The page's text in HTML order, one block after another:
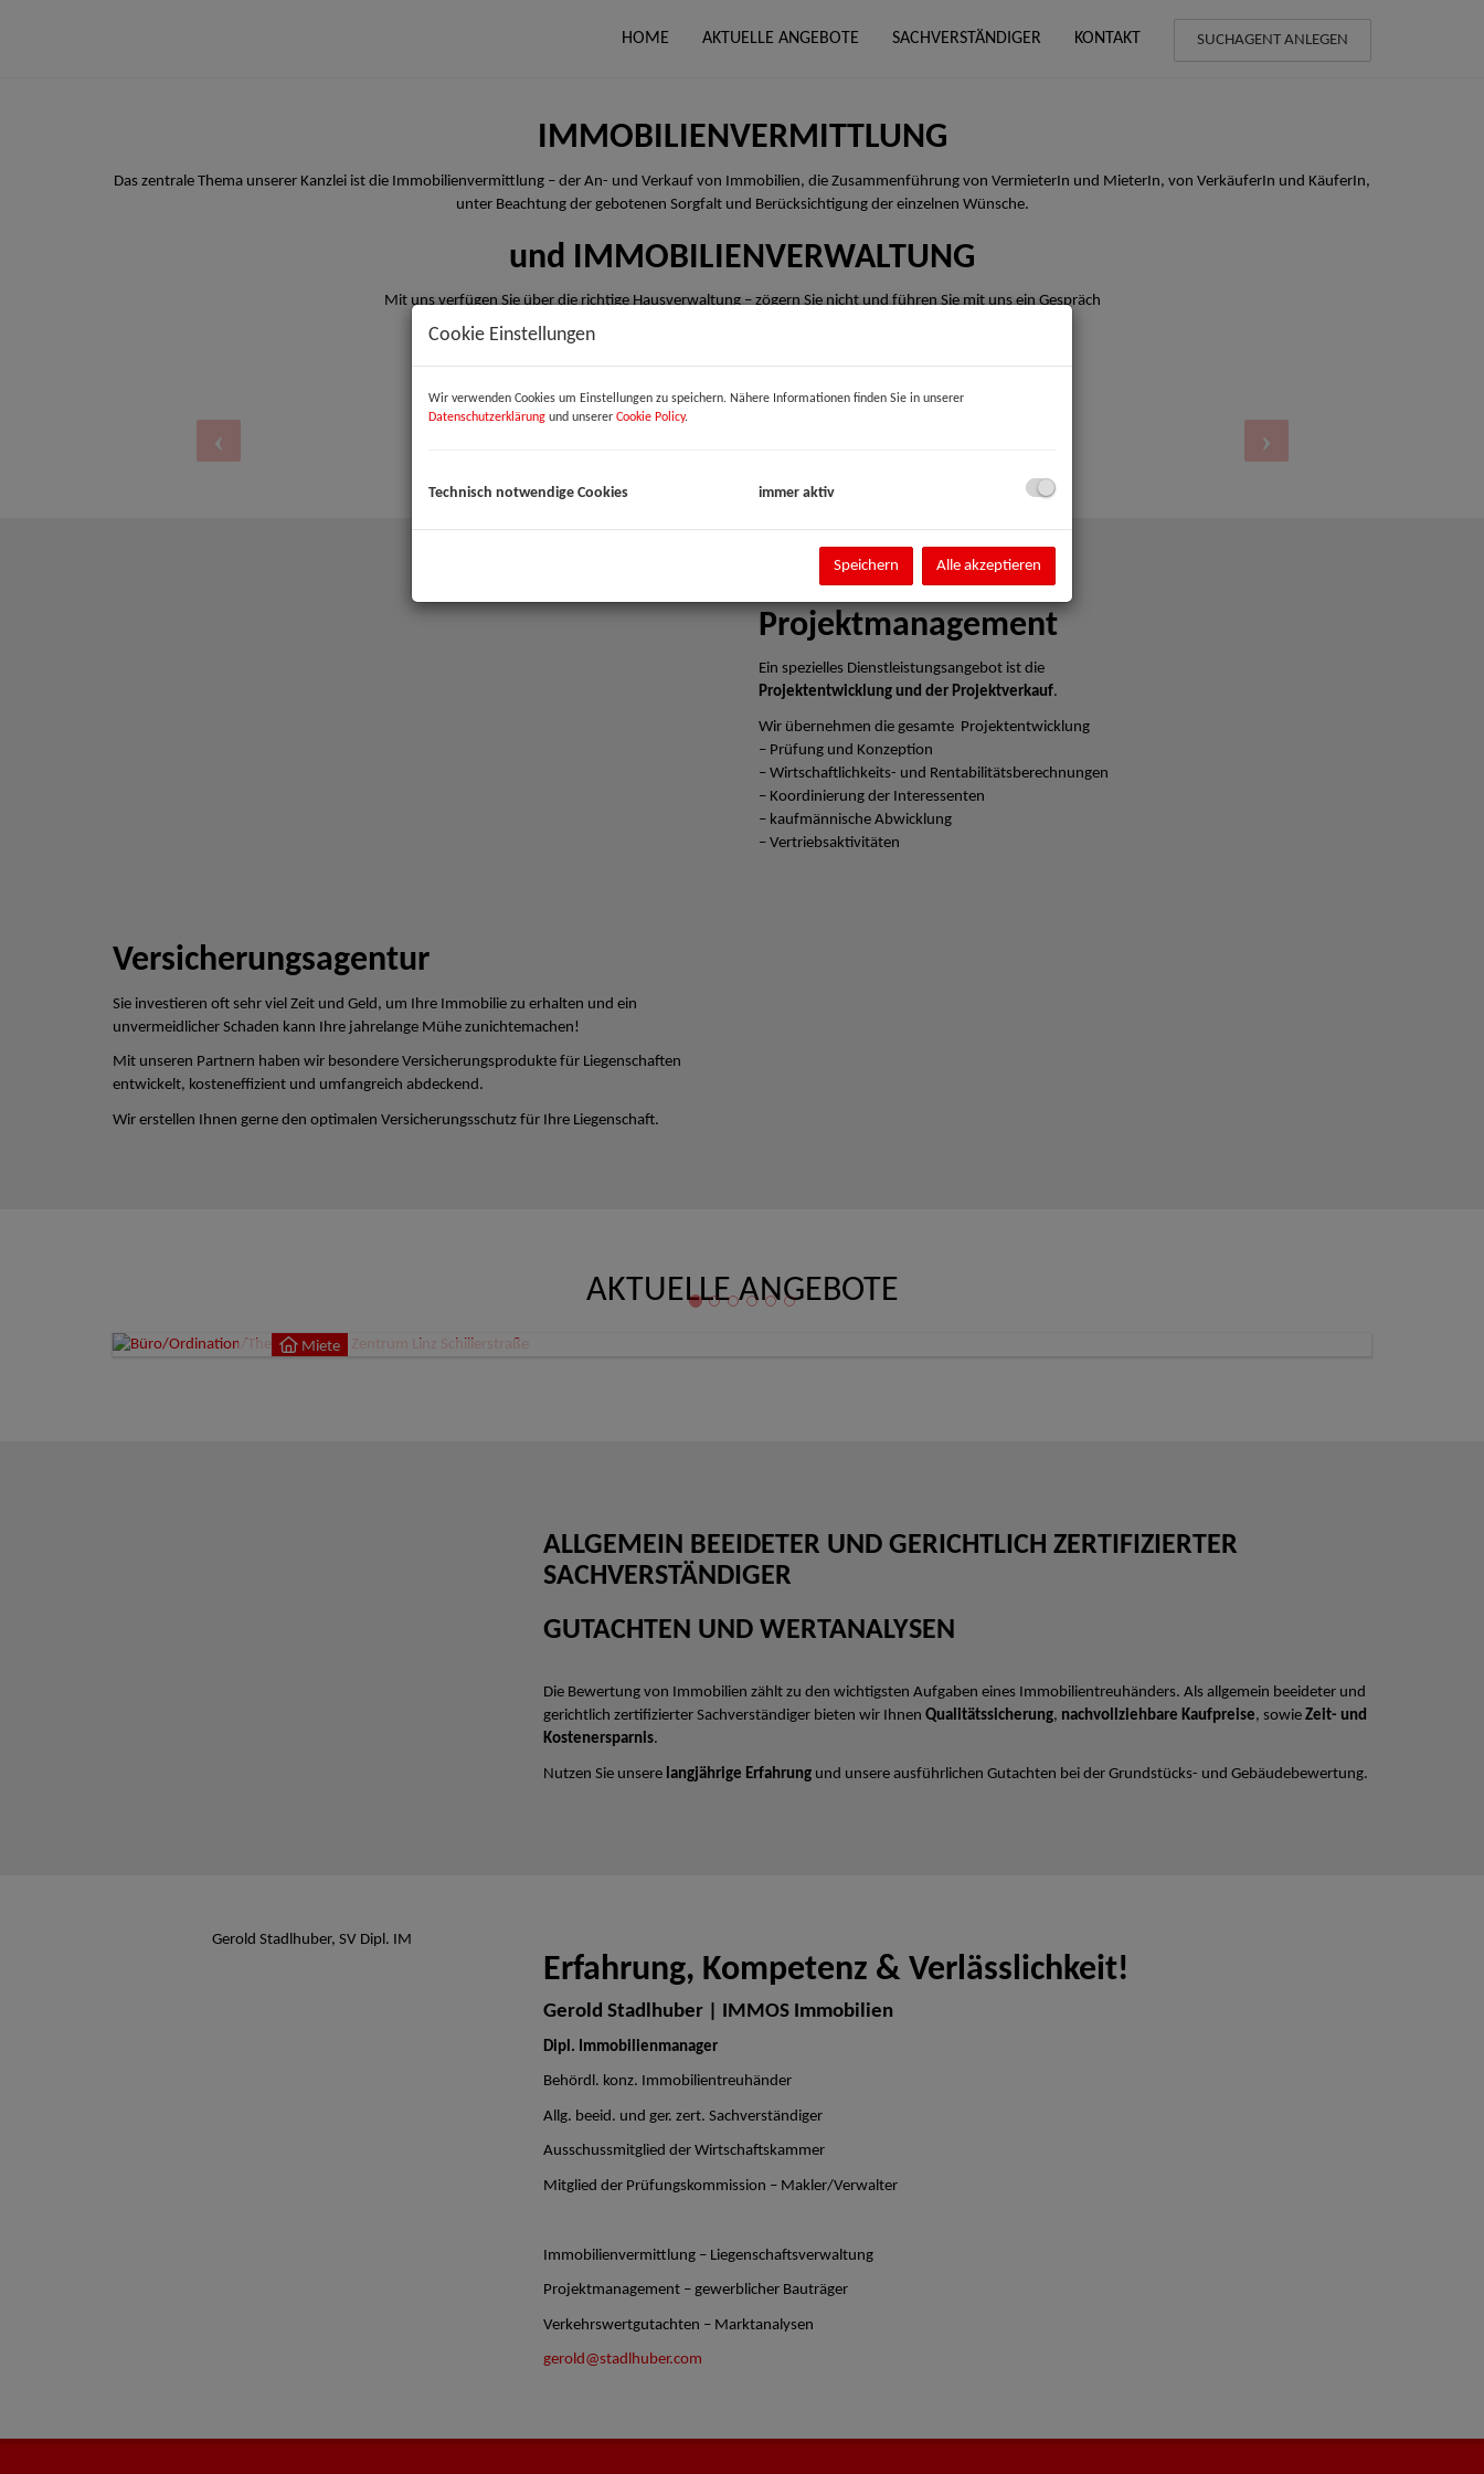
HOME AKTUELLE ANGEBOTE SACHVERSTÄNDIGER KONTAKT SUCHAGENT ANLEGEN
IMMOBILIENVERMITTLUNG
Das zentrale Thema unserer Kanzlei ist die Immobilienvermittlung – der An- und Verkauf von Immobilien, die Zusammenführung von VermieterIn und MieterIn, von VerkäuferIn und KäuferIn,
unter Beachtung der gebotenen Sorgfalt und Berücksichtigung der einzelnen Wünsche.
und IMMOBILIENVERWALTUNG
Mit uns verfügen Sie über die richtige Hausverwaltung – zögern Sie nicht und führen Sie mit uns ein Gespräch
Projektmanagement
Ein spezielles Dienstleistungsangebot ist die
Projektentwicklung und der Projektverkauf.
Wir übernehmen die gesamte Projektentwicklung
– Prüfung und Konzeption
– Wirtschaftlichkeits- und Rentabilitätsberechnungen
– Koordinierung der Interessenten
– kaufmännische Abwicklung
– Vertriebsaktivitäten
Versicherungsagentur
Sie investieren oft sehr viel Zeit und Geld, um Ihre Immobilie zu erhalten und ein
unvermeidlicher Schaden kann Ihre jahrelange Mühe zunichtemachen!
Mit unseren Partnern haben wir besondere Versicherungsprodukte für Liegenschaften
entwickelt, kosteneffizient und umfangreich abdeckend.
Wir erstellen Ihnen gerne den optimalen Versicherungsschutz für Ihre Liegenschaft.
AKTUELLE ANGEBOTE
Miete
ALLGEMEIN BEEIDETER UND GERICHTLICH ZERTIFIZIERTER
SACHVERSTÄNDIGER
GUTACHTEN UND WERTANALYSEN
Die Bewertung von Immobilien zählt zu den wichtigsten Aufgaben eines Immobilientreuhänders. Als allgemein beeideter und
gerichtlich zertifizierter Sachverständiger bieten wir Ihnen Qualitätssicherung, nachvollziehbare Kaufpreise, sowie Zeit- und
Kostenersparnis.
Nutzen Sie unsere langjährige Erfahrung und unsere ausführlichen Gutachten bei der Grundstücks- und Gebäudebewertung.
Gerold Stadlhuber, SV Dipl. IM
Erfahrung, Kompetenz & Verlässlichkeit!
Gerold Stadlhuber | IMMOS Immobilien
Dipl. Immobilienmanager
Behördl. konz. Immobilientreuhänder
Allg. beeid. und ger. zert. Sachverständiger
Ausschussmitglied der Wirtschaftskammer
Mitglied der Prüfungskommission – Makler/Verwalter
Immobilienvermittlung – Liegenschaftsverwaltung
Projektmanagement – gewerblicher Bauträger
Verkehrswertgutachten – Marktanalysen
gerold@stadlhuber.com
Cookie Einstellungen
Wir verwenden Cookies um Einstellungen zu speichern. Nähere Informationen finden Sie in unserer
Datenschutzerklärung und unserer Cookie Policy.
Technisch notwendige Cookies immer aktiv
Speichern Alle akzeptieren